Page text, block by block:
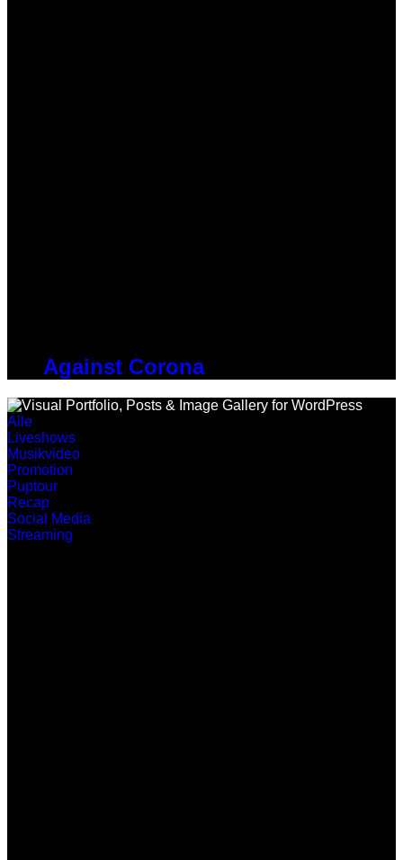
Against Corona
Alle
Liveshows
Musikvideo
Promotion
Puptour
Recap
Social Media
Streaming